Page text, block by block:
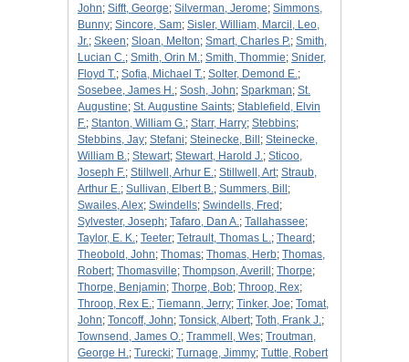
John; Sifft, George; Silverman, Jerome; Simmons,
Bunny; Sincore, Sam; Sisler, William, Marcil, Leo,
Jr.; Skeen; Sloan, Melton; Smart, Charles P.; Smith,
Lucian C.; Smith, Orin M.; Smith, Thommie; Snider,
Floyd T.; Sofia, Michael T.; Solter, Demond E.;
Sosebee, James H.; Sosh, John; Sparkman; St.
Augustine; St. Augustine Saints; Stablefield, Elvin
F.; Stanton, William G.; Starr, Harry; Stebbins;
Stebbins, Jay; Stefani; Steinecke, Bill ; Steinecke,
William B.; Stewart; Stewart, Harold J.; Sticoo,
Joseph F.; Stillwell, Arhur E.; Stillwell, Art; Straub,
Arthur E.; Sullivan, Elbert B.; Summers, Bill ;
Swailes, Alex; Swindells; Swindells, Fred ;
Sylvester, Joseph; Tafaro, Dan A.; Tallahassee;
Taylor, E. K.; Teeter; Tetrault, Thomas L.; Theard ;
Theobold, John; Thomas; Thomas, Herb; Thomas,
Robert; Thomasville; Thompson, Averill ; Thorpe;
Thorpe, Benjamin; Thorpe, Bob; Throop, Rex;
Throop, Rex E.; Tiemann, Jerry; Tinker, Joe; Tomat,
John; Toncoff, John; Tonsick, Albert; Toth, Frank J.;
Townsend, James O.; Trammell, Wes; Troutman,
George H.; Turecki; Turnage, Jimmy; Tuttle, Robert